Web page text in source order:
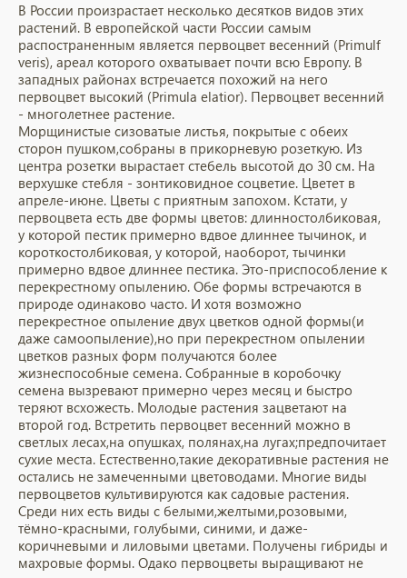
В России произрастает несколько десятков видов этих
растений. В европейской части России самым
распостраненным является первоцвет весенний (Primulf
veris), ареал которого охватывает почти всю Европу. В
западных районах встречается похожий на него
первоцвет высокий (Primula elatior). Первоцвет весенний
- многолетнее растение.
Морщинистые сизоватые листья, покрытые с обеих
сторон пушком,собраны в прикорневую розеткую. Из
центра розетки вырастает стебель высотой до 30 см. На
верхушке стебля - зонтиковидное соцветие. Цветет в
апреле-июне. Цветы с приятным запохом. Кстати, у
первоцвета есть две формы цветов: длинностолбиковая,
у которой пестик примерно вдвое длиннее тычинок, и
короткостолбиковая, у которой, наоборот, тычинки
примерно вдвое длиннее пестика. Это-приспособление к
перекрестному опылению. Обе формы встречаются в
природе одинаково часто. И хотя возможно
перекрестное опыление двух цветков одной формы(и
даже самоопыление),но при перекрестном опылении
цветков разных форм получаются более
жизнеспособные семена. Собранные в коробочку
семена вызревают примерно через месяц и быстро
теряют всхожесть. Молодые растения зацветают на
второй год. Встретить первоцвет весенний можно в
светлых лесах,на опушках, полянах,на лугах;предпочитает
сухие места. Естественно,такие декоративные растения не
остались не замеченными цветоводами. Многие виды
первоцветов культивируются как садовые растения.
Среди них есть виды с белыми,желтыми,розовыми,
тёмно-красными, голубыми, синими, и даже-
коричневыми и лиловыми цветами. Получены гибриды и
махровые формы. Одако первоцветы выращивают не